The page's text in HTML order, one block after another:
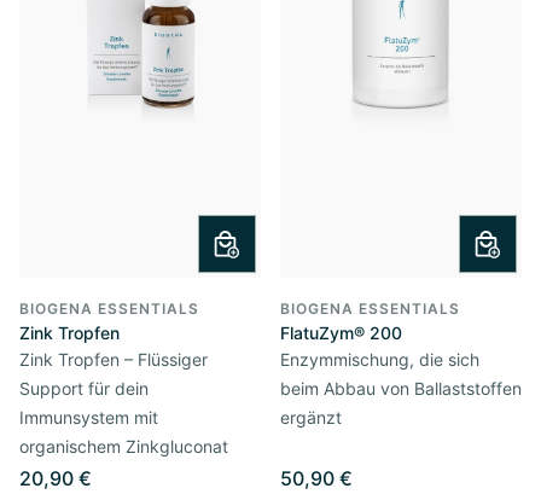
BIOGENA ESSENTIALS
Zink Tropfen
Zink Tropfen – Flüssiger
Support für dein
Immunsystem mit
organischem Zinkgluconat
20,90 €
BIOGENA ESSENTIALS
FlatuZym® 200
Enzymmischung, die sich
beim Abbau von Ballaststoffen
ergänzt
50,90 €